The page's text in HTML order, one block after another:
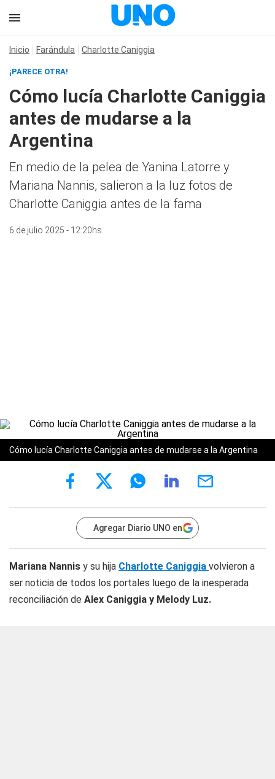
Inicio Farándula Charlotte Caniggia
¡PARECE OTRA!
Cómo lucía Charlotte Caniggia
antes de mudarse a la
Argentina
En medio de la pelea de Yanina Latorre y
Mariana Nannis, salieron a la luz fotos de
Charlotte Caniggia antes de la fama
6 de julio 2025 - 12:20hs
Cómo lucía Charlotte Caniggia antes de mudarse a la Argentina
Agregar Diario UNO en
Mariana Nannis y su hija Charlotte Caniggia volvieron a
ser noticia de todos los portales luego de la inesperada
reconciliación de Alex Caniggia y Melody Luz.